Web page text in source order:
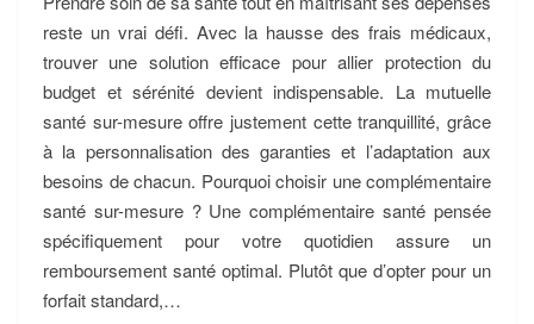
reste un vrai défi. Avec la hausse des frais médicaux,
trouver une solution efficace pour allier protection du
budget et sérénité devient indispensable. La mutuelle
santé sur-mesure offre justement cette tranquillité, grâce
à la personnalisation des garanties et l’adaptation aux
besoins de chacun. Pourquoi choisir une complémentaire
santé sur-mesure ? Une complémentaire santé pensée
spécifiquement pour votre quotidien assure un
remboursement santé optimal. Plutôt que d’opter pour un
forfait standard,…